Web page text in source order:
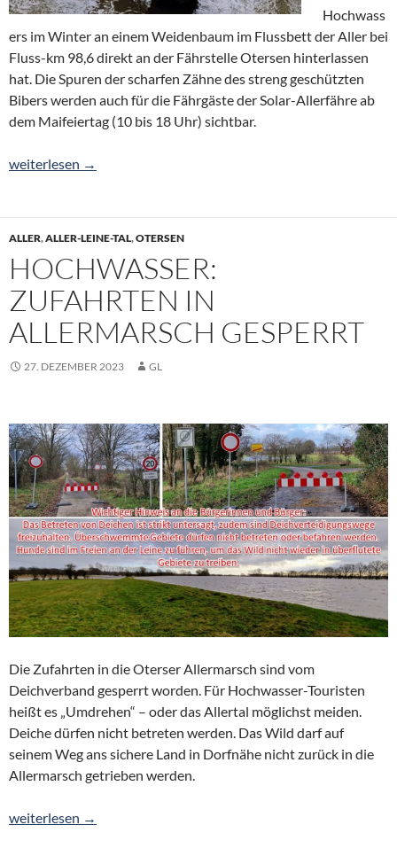
Hochwass
ers im Winter an einem Weidenbaum im Flussbett der Aller bei
Fluss-km 98,6 direkt an der Fährstelle Otersen hinterlassen
hat. Die Spuren der scharfen Zähne des streng geschützten
Bibers werden auch für die Fährgäste der Solar-Allerfähre ab
dem Maifeiertag (10 bis 18 Uhr) sichtbar.
Biber-Spuren an der Fährstelle
weiterlesen →
ALLER,ALLER-LEINE-TAL,OTERSEN
HOCHWASSER:
ZUFAHRTEN IN
ALLERMARSCH GESPERRT
27. DEZEMBER 2023 GL
Die Zufahrten in die Oterser Allermarsch sind vom
Deichverband gesperrt worden. Für Hochwasser-Touristen
heißt es „Umdrehen“ – oder das Allertal möglichst meiden.
Deiche dürfen nicht betreten werden. Das Wild darf auf
seinem Weg ans sichere Land in Dorfnähe nicht zurück in die
Allermarsch getrieben werden.
Hochwasser: Zufahrten in Allermarsch gesperrt
weiterlesen →